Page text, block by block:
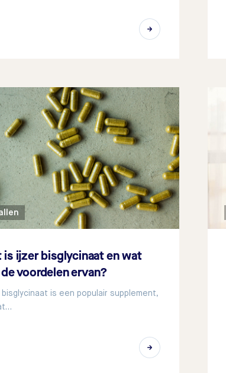
is ijzer bisglycinaat en wat
voordelen ervan?
bisglycinaat is een populair supplement,